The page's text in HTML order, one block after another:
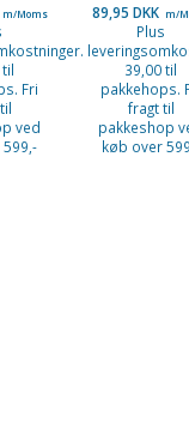
m/Moms
Fri
ved
89,95 DKK m/
Plus
39,00 til
pakkehops.
fragt til
pakkeshop
køb over